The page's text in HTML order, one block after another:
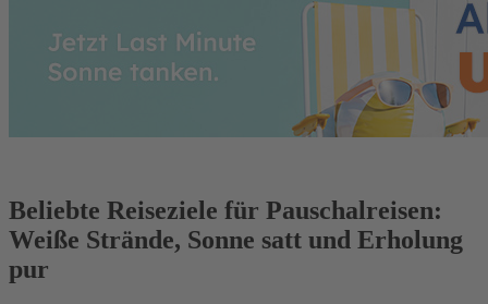
Beliebte Reiseziele für Pauschalreisen:
Weiße Strände, Sonne satt und Erholung
pur